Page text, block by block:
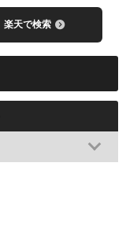
楽天で検索